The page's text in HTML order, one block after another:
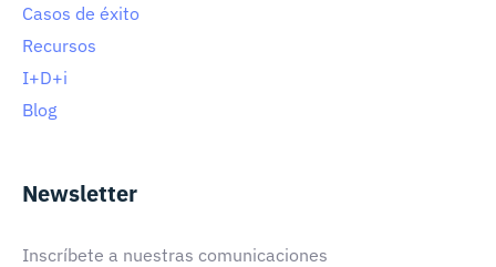
Casos de éxito
Recursos
I+D+i
Blog
Newsletter
Inscríbete a nuestras comunicaciones